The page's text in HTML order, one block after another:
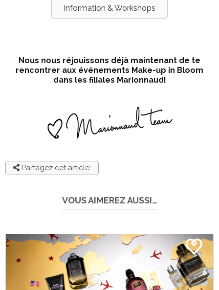
Information & Workshops
Nous nous réjouissons déjà maintenant de te
rencontrer aux événements Make-up in Bloom
dans les filiales Marionnaud!
Partagez cet article:
VOUS AIMEREZ AUSSI…